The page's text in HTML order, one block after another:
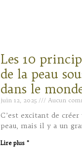
Les 10
de la peau
dans le
juin 12, 2025 Aucun
C’est excitant de
peau, mais il y a un
Lire plus "